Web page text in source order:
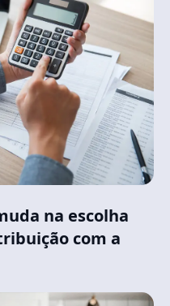
na escolha
com a